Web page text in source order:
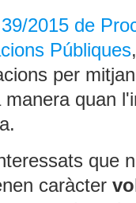
2015 de
Públiques
per
quan
que
caràcter